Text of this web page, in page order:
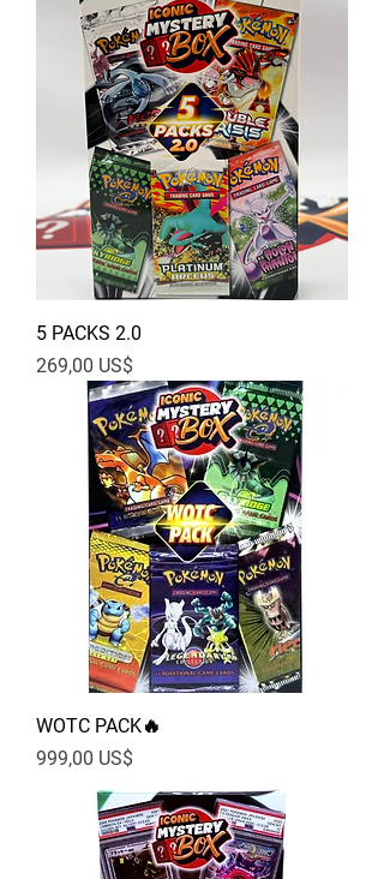
5 PACKS 2.0
Pris
269,00 US$
WOTC PACK🔥
Pris
999,00 US$